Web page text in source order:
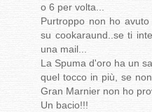
o 6 per volta...
Purtroppo non ho
su cookaraund..se ti
una mail...
La Spuma d'oro ha un
quel tocco in più, se
Gran Marnier non ho
Un bacio!!!